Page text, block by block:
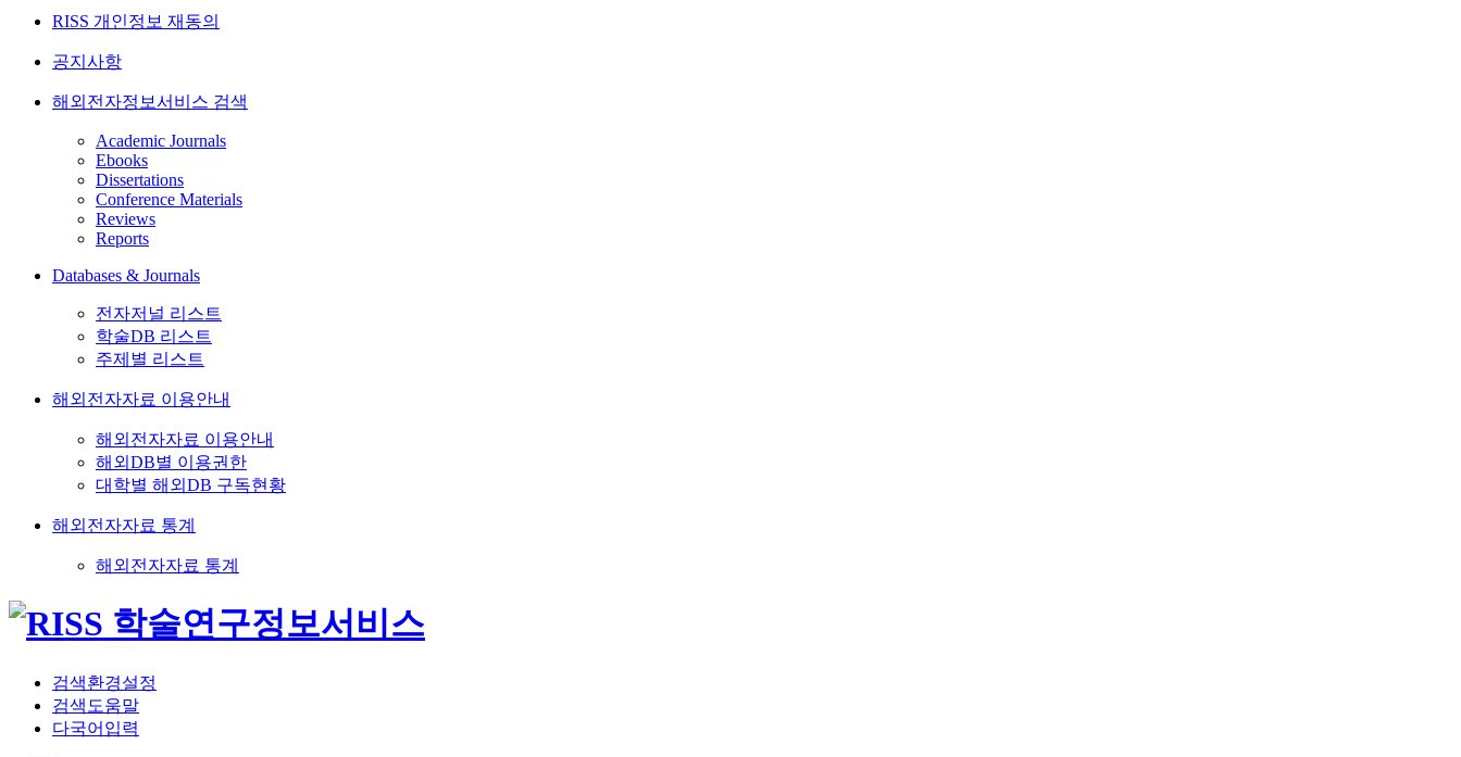
RISS 개인정보 재동의
공지사항
해외전자정보서비스 검색
Academic Journals
Ebooks
Dissertations
Conference Materials
Reviews
Reports
Databases & Journals
전자저널 리스트
학술DB 리스트
주제별 리스트
해외전자자료 이용안내
해외전자자료 이용안내
해외DB별 이용권한
대학별 해외DB 구독현황
해외전자자료 통계
해외전자자료 통계
검색환경설정
검색도움말
다국어입력